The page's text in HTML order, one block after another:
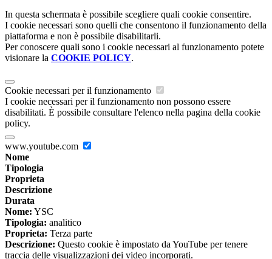
In questa schermata è possibile scegliere quali cookie consentire.
I cookie necessari sono quelli che consentono il funzionamento della
piattaforma e non è possibile disabilitarli.
Per conoscere quali sono i cookie necessari al funzionamento potete
visionare la COOKIE POLICY.
Cookie necessari per il funzionamento
I cookie necessari per il funzionamento non possono essere
disabilitati. È possibile consultare l'elenco nella pagina della cookie
policy.
www.youtube.com
Nome
Tipologia
Proprieta
Descrizione
Durata
Nome: YSC
Tipologia: analitico
Proprieta: Terza parte
Descrizione: Questo cookie è impostato da YouTube per tenere
traccia delle visualizzazioni dei video incorporati.